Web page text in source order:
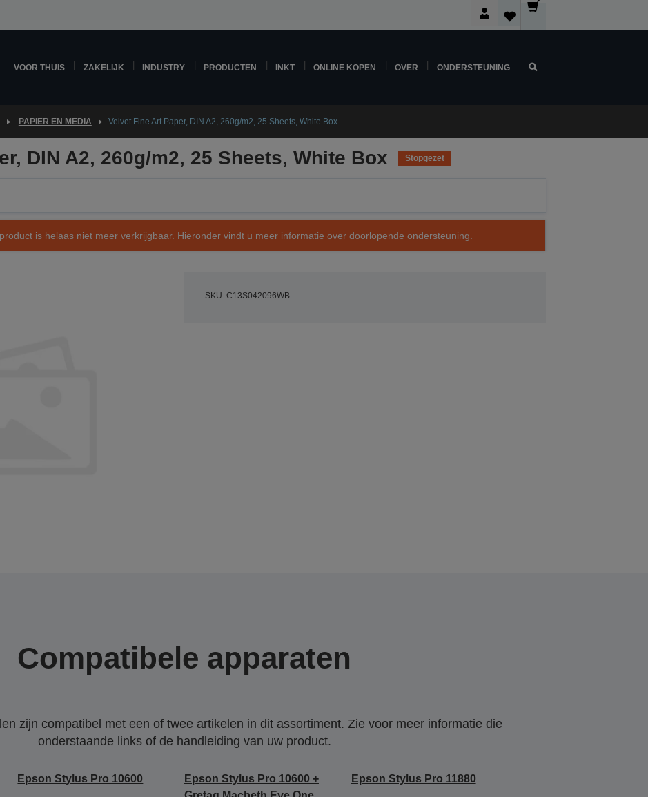
VOOR THUIS ZAKELIJK INDUSTRY PRODUCTEN INKT ONLINE KOPEN OVER ONDERSTEUNING
PAPIER EN MEDIA Velvet Fine Art Paper, DIN A2, 260g/m2, 25 Sheets, White Box
DIN A2, 260g/m2, 25 Sheets, White Box Stopgezet
is helaas niet meer verkrijgbaar. Hieronder vindt u meer informatie over doorlopende ondersteuning.
SKU: C13S042096WB
Compatibele apparaten
zijn compatibel met een of twee artikelen in dit assortiment. Zie voor meer informatie die
onderstaande links of de handleiding van uw product.
Epson Stylus Pro 10600
Epson Stylus Pro 10600 +
Epson Stylus Pro 11880